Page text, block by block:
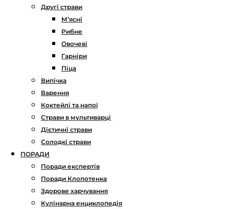
Другі страви
М’ясні
Рибне
Овочеві
Гарніри
Піца
Випічка
Варення
Коктейлі та напої
Страви в мультиварці
Дієтичні страви
Солодкі страви
ПОРАДИ
Поради експертів
Поради Клопотенка
Здорове харчування
Кулінарна енциклопедія